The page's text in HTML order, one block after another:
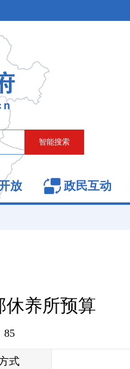
放 政民互动
休养所预算
85
式